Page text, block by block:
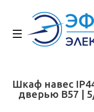
Шкаф навес
дверью B57 | 5/